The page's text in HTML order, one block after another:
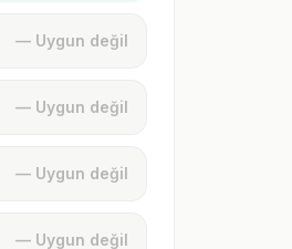
— Uygun değil
— Uygun değil
— Uygun değil
— Uygun değil